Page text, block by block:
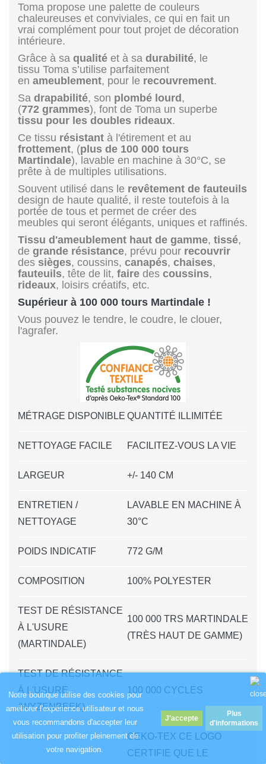
Notre boutique utilise des cookies pour
améliorer l'expérience utilisateur et nous
vous recommandons d'accepter leur
utilisation pour profiter pleinement de
votre navigation.
Plus
d'informations
Toma propose une palette de couleurs
chaleureuses et conviviales, ce qui en fait un
vrai complément pour tout projet de décoration
intérieure.
Grâce à sa qualité et à sa durabilité, le
tissu Toma s’utilise parfaitement
en ameublement, pour le recouvrement.
Sa drapabilité, son plombé lourd,
(772 grammes), font de Toma un superbe
tissu pour les doubles rideaux.
Ce tissu résistant à l'étirement et au
frottement, (plus de 100 000 tours
Martindale), lavable en machine à 30°C, se
prête à de multiples utilisations.
Souvent utilisé dans le revêtement de fauteuils
design de haute qualité, il reste toutefois à la
portée de tous et permet de créer des
meubles qui seront élégants, uniques et raffinés.
Tissu d'ameublement haut de gamme, tissé,
de grande résistance, prévu pour recouvrir
des sièges, coussins, canapés, chaises,
fauteuils, tête de lit, faire des coussins,
rideaux, loisirs créatifs, etc.
Supérieur à 100 000 tours Martindale !
Vous pouvez le tendre, le coudre, le clouer,
l'agrafer.
MÉTRAGE DISPONIBLE QUANTITÉ ILLIMITÉE
NETTOYAGE FACILE FACILITEZ-VOUS LA VIE
LARGEUR +/- 140 CM
ENTRETIEN /
NETTOYAGE
LAVABLE EN MACHINE À
30°C
POIDS INDICATIF 772 G/M
COMPOSITION 100% POLYESTER
TEST DE RÉSISTANCE
À L'USURE
(MARTINDALE)
100 000 TRS MARTINDALE
(TRÈS HAUT DE GAMME)
TEST DE RÉSISTANCE
À L'USURE
(WYZENBEEK)
100 000 CYCLES
OEKO-TEX CE LOGO
CERTIFIE QUE LE